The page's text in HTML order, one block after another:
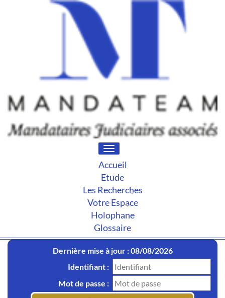
Toggle
navigation
Accueil
Etude
Les Recherches
Votre Espace
Holophane
Glossaire
Dernière mise à jour : 08/08/2026
Identifiant :
Mot de passe :